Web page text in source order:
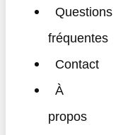
Questions
fréquentes
Contact
À
propos